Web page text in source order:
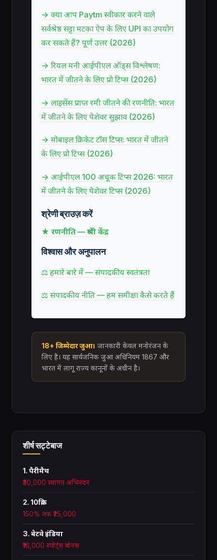
→ क्या आप Paytm स्वीकार करने वाले
सर्वश्रेष्ठ सट्टा मटका ऐप के लिए UPI का उपयोग
कर सकते हैं? पूर्ण उत्तर (2026)
→ रियल मनी आईपीएल ऑड्स विश्लेषण:
भारत में जीतने के लिए प्रो टिप्स (2026)
→ लाइसेंस प्राप्त रमी जीतने की रणनीति: भारत
में जीतने के लिए पेशेवर सुझाव (2026)
→ मोबाइल क्रिकेट टॉस टिप्स: भारत में जीतने
के लिए प्रो टिप्स (2026)
→ आईपीएल 100 अचूक टिप्स 2026: भारत
में जीतने के लिए पेशेवर टिप्स (2026)
श्रेणी ब्राउज़ करें
★ रणनीति — श्रेणी केंद्र
विश्वास और अनुपालन
⚖ हमारे बारे में — संपादकीय स्वतंत्रता
⚖ संपादकीय नीति — हम समीक्षा कैसे करते हैं
18+ जिम्मेदार जुआ। जानकारी केवल मनोरंजन के
लिए है। यह सार्वजनिक जुआ अधिनियम 1867 और
भारत में लागू राज्य कानूनों के अधीन है।
शीर्ष सट्टेबाज
1. पैरीमैच
₹30,000 स्वागत अभिनंदन
2. 10क्रिक
150% तक ₹25,000
3. बेटवे इंडिया
₹16,000 स्पोर्ट्स बोनस